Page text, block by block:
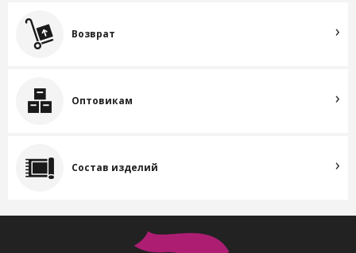
Возврат
Оптовикам
Состав изделий